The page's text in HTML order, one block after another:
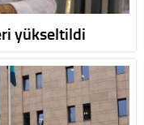
yükseltildi